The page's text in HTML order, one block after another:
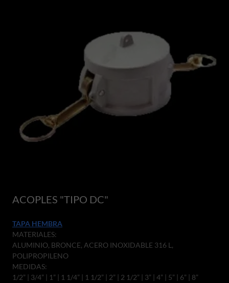
ACOPLES "TIPO DC"
TAPA HEMBRA
MATERIALES:
ALUMINIO, BRONCE, ACERO INOXIDABLE 316 L,
POLIPROPILENO
MEDIDAS:
1/2” | 3/4” | 1” | 1 1/4” | 1 1/2” | 2” | 2 1/2” | 3” | 4” | 5” | 6” | 8”